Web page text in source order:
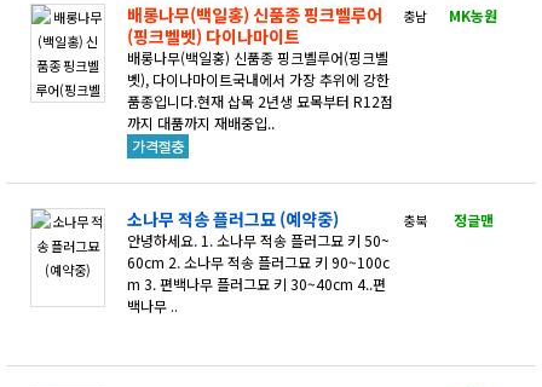
배롱나무(백일홍) 신품종 핑크벨루어
(핑크벨벳) 다이나마이트
배롱나무(백일홍) 신품종 핑크벨루어(핑크벨
벳), 다이나마이트국내에서 가장 추위에 강한
품종입니다.현재 삽목 2년생 묘목부터 R12점
까지 대품까지 재배중입..
충남 MK농원
소나무 적송 플러그묘 (예약중)
안녕하세요. 1. 소나무 적송 플러그묘 키 50~
60cm 2. 소나무 적송 플러그묘 키 90~100c
m 3. 편백나무 플러그묘 키 30~40cm 4..편
백나무 ..
충북 정글맨